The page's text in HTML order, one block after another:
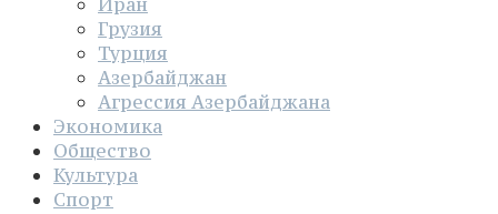
Грузия
Турция
Азербайджан
Агрессия Азербайджана
Экономика
Общество
Культура
Спорт